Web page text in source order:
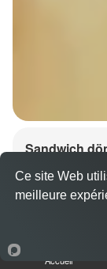
Sandwich
Dès7.00 €
Accueil
Ce site Web
meilleure